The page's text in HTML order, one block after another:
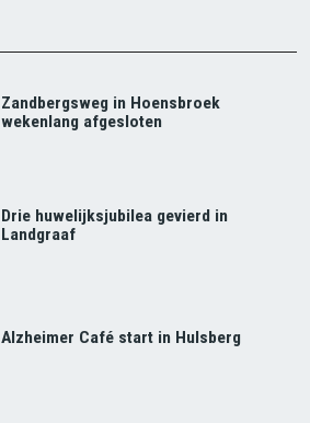
Zandbergsweg in Hoensbroek
wekenlang afgesloten
Drie huwelijksjubilea gevierd in
Landgraaf
Alzheimer Café start in Hulsberg